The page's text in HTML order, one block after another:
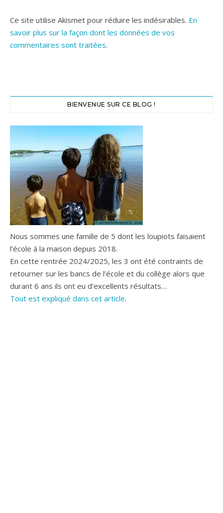
Ce site utilise Akismet pour réduire les indésirables. En
savoir plus sur la façon dont les données de vos
commentaires sont traitées.
BIENVENUE SUR CE BLOG !
Nous sommes une famille de 5 dont les loupiots faisaient
l’école à la maison depuis 2018.
En cette rentrée 2024/2025, les 3 ont été contraints de
retourner sur les bancs de l’école et du collège alors que
durant 6 ans ils ont eu d’excellents résultats…
Tout est expliqué dans cet article.